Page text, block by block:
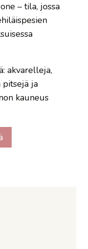
– tila, jossa
akvarelleja,
pitsejä ja
kauneus